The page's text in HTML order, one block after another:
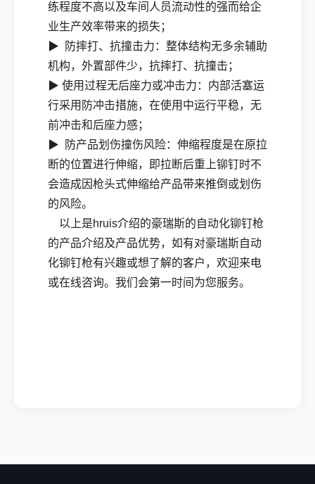
练程度不高以及车间人员流动性的强而给企
业生产效率带来的损失；
▶ 防摔打、抗撞击力：整体结构无多余辅助
机构，外置部件少，抗摔打、抗撞击；
▶ 使用过程无后座力或冲击力：内部活塞运
行采用防冲击措施，在使用中运行平稳，无
前冲击和后座力感；
▶ 防产品划伤撞伤风险：伸缩程度是在原拉
断的位置进行伸缩，即拉断后重上铆钉时不
会造成因枪头式伸缩给产品带来推倒或划伤
的风险。
以上是hruis介绍的豪瑞斯的自动化铆钉枪
的产品介绍及产品优势，如有对豪瑞斯自动
化铆钉枪有兴趣或想了解的客户，欢迎来电
或在线咨询。我们会第一时间为您服务。